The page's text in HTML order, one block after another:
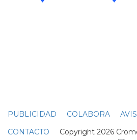
PUBLICIDAD COLABORA
CONTACTO Copyright 2026